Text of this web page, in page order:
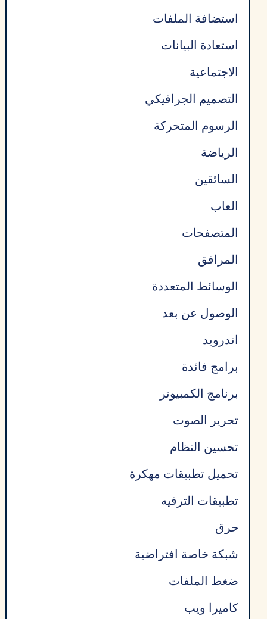
استضافة الملفات
استعادة البيانات
الاجتماعية
التصميم الجرافيكي
الرسوم المتحركة
الرياضة
السائقين
العاب
المتصفحات
المرافق
الوسائط المتعددة
الوصول عن بعد
اندرويد
برامج فائدة
برنامج الكمبيوتر
تحرير الصوت
تحسين النظام
تحميل تطبيقات مهكرة
تطبيقات الترفيه
حرق
شبكة خاصة افتراضية
ضغط الملفات
كاميرا ويب